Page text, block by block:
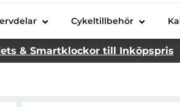
Cykeltillbehör
& Smartklockor till Inköpspris